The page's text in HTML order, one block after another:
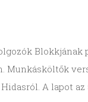
Blokkjának
Munkásköltők
A lapot